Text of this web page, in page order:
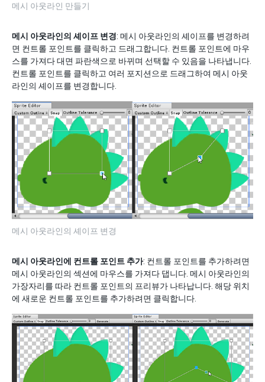
메시 아웃라인 만들기
메시 아웃라인의 셰이프 변경: 메시 아웃라인의 셰이프를 변경하려
면 컨트롤 포인트를 클릭하고 드래그합니다. 컨트롤 포인트에 마우
스를 가져다 대면 파란색으로 바뀌며 선택할 수 있음을 나타냅니다.
컨트롤 포인트를 클릭하고 여러 포지션으로 드래그하여 메시 아웃
라인의 셰이프를 변경합니다.
메시 아웃라인의 셰이프 변경
메시 아웃라인에 컨트롤 포인트 추가: 컨트롤 포인트를 추가하려면
메시 아웃라인의 섹션에 마우스를 가져다 댑니다. 메시 아웃라인의
가장자리를 따라 컨트롤 포인트의 프리뷰가 나타납니다. 해당 위치
에 새로운 컨트롤 포인트를 추가하려면 클릭합니다.